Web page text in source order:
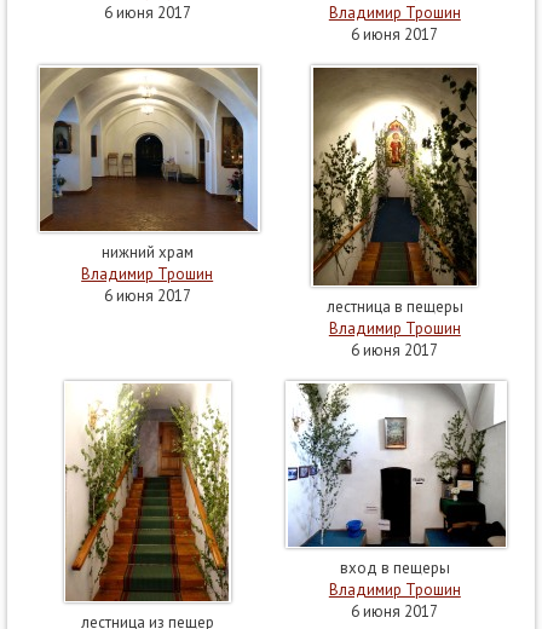
6 июня 2017
Владимир Трошин
6 июня 2017
нижний храм
Владимир Трошин
6 июня 2017
лестница в пещеры
Владимир Трошин
6 июня 2017
лестница из пещер
вход в пещеры
Владимир Трошин
6 июня 2017